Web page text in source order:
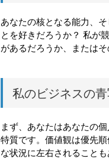
あなたの核となる能力、
とを好きだろうか？ 私が
があるだろうか、または
私のビジネスの
まず、あなたはあなたの
特質です。価値観は優先
な状況に左右されることも